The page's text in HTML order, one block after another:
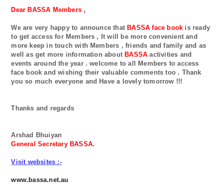
Dear BASSA Members ,
We are very happy to announce that BASSAface book is ready
to get access for Members , It will be more convenient and
more keep in touch with Members , friends and family and as
well as get more information about BASSAactivities and
events around the year . welcome to all Members to access
face book and wishing their valuable comments too . Thank
you so much everyone and Have a lovely tomorrow !!!
Thanks and regards
Arshad Bhuiyan
General Secretary BASSA.
Visit websites :-
www.bassa.net.au